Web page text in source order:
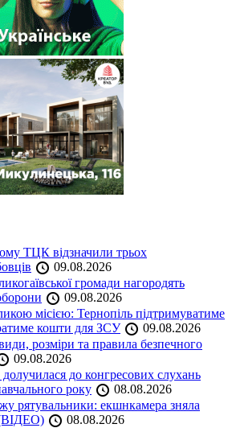
ТЦК відзначили трьох
09.08.2026
громади нагородять
09.08.2026
місією: Тернопіль підтримуватиме
кошти для ЗСУ
09.08.2026
розміри та правила безпечного
09.08.2026
до конгресових слухань
року
08.08.2026
рятувальники: екшнкамера зняла
08.08.2026